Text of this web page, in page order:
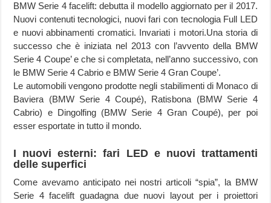
BMW Serie 4 facelift: debutta il modello aggiornato per il 2017.
Nuovi contenuti tecnologici, nuovi fari con tecnologia Full LED
e nuovi abbinamenti cromatici. Invariati i motori.Una storia di
successo che è iniziata nel 2013 con l’avvento della BMW
Serie 4 Coupe’ e che si completata, nell’anno successivo, con
le BMW Serie 4 Cabrio e BMW Serie 4 Gran Coupe’.
Le automobili vengono prodotte negli stabilimenti di Monaco di
Baviera (BMW Serie 4 Coupé), Ratisbona (BMW Serie 4
Cabrio) e Dingolfing (BMW Serie 4 Gran Coupé), per poi
esser esportate in tutto il mondo.
I nuovi esterni: fari LED e nuovi trattamenti
delle superfici
Come avevamo anticipato nei nostri articoli “spia”, la BMW
Serie 4 facelift guadagna due nuovi layout per i proiettori